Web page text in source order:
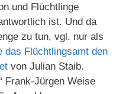
und Flüchtlinge
ist. Und da
zu tun, vgl. nur als
das Flüchtlingsamt den
von Julian Staib.
Frank-Jürgen Weise